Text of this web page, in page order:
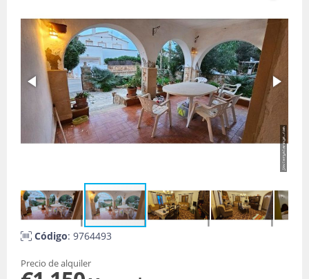
Código: 9764493
Precio de alquiler